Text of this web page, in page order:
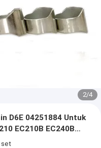
2/4
D6E 04251884 Untuk
EC210B EC240B
set